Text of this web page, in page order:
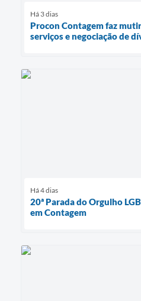
Há 3 dias
Procon Contagem faz
serviços e negociação de
Há 4 dias
20ª Parada do Orgulho
em Contagem